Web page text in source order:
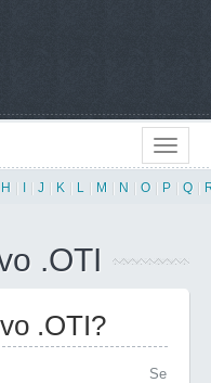
H J K L M N O P Q
.OTI
.OTI?
Se